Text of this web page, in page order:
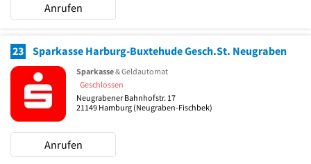
Anrufen
23 Sparkasse Harburg-Buxtehude Gesch.St. Neugraben
Sparkasse& Geldautomat
Geschlossen
Neugrabener Bahnhofstr. 17
21149 Hamburg (Neugraben-Fischbek)
Anrufen